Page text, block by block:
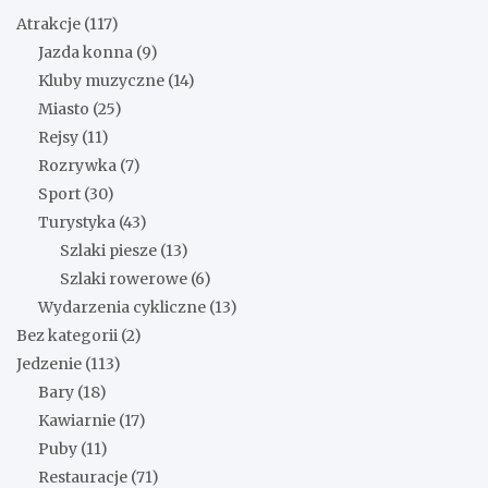
Atrakcje (117)
Jazda konna (9)
Kluby muzyczne (14)
Miasto (25)
Rejsy (11)
Rozrywka (7)
Sport (30)
Turystyka (43)
Szlaki piesze (13)
Szlaki rowerowe (6)
Wydarzenia cykliczne (13)
Bez kategorii (2)
Jedzenie (113)
Bary (18)
Kawiarnie (17)
Puby (11)
Restauracje (71)